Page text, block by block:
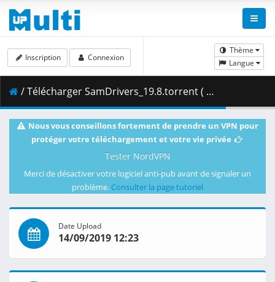
Thème
Langue
Inscription Connexion
/ Télécharger SamDrivers_19.8.torrent ( 195.17 kB )
Nous vous conseillons fortement de prendre un VPN pour
protéger votre téléchargement et votre vie privée
Tester NordVPN
Merci de désactiver votre logiciel anti-pub avant de signaler un
problème. Consulter la page tutoriel
Date Upload
14/09/2019 12:23